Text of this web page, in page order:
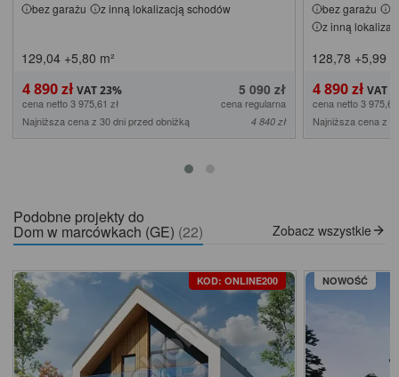
bez garażu z inną lokalizacją schodów
129,04 +5,80 m²
4 890 zł 5 090 zł
cena netto 3 975,61 zł
cena regularna
Najniższa cena z 30 dni przed obniżką
4 840 zł
bez garażu
z inną
128,78 +5,99
4 890 zł
cena netto 3 975,61
Najniższa cena z
Podobne projekty do
Dom w marcówkach (GE) (22) Zobacz wszystkie
KOD: ONLINE200 NOWOŚĆ